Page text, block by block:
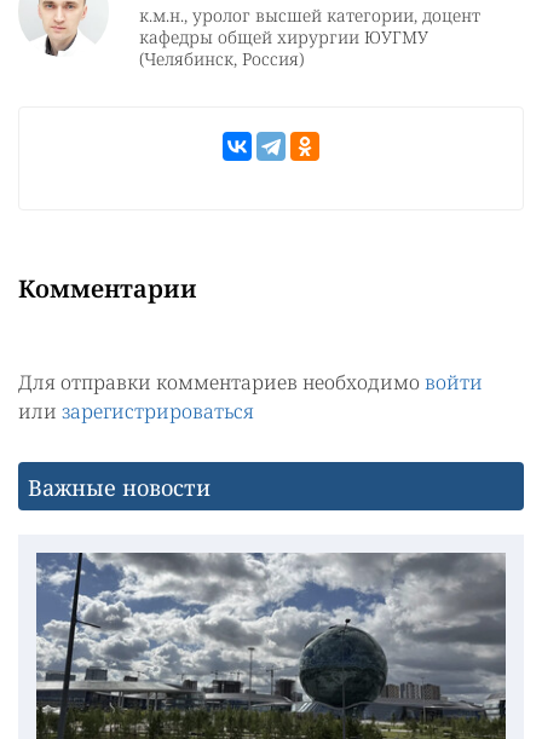
к.м.н., уролог высшей категории, доцент
кафедры общей хирургии ЮУГМУ
(Челябинск, Россия)
Комментарии
Для отправки комментариев необходимо войти
или зарегистрироваться
Важные новости